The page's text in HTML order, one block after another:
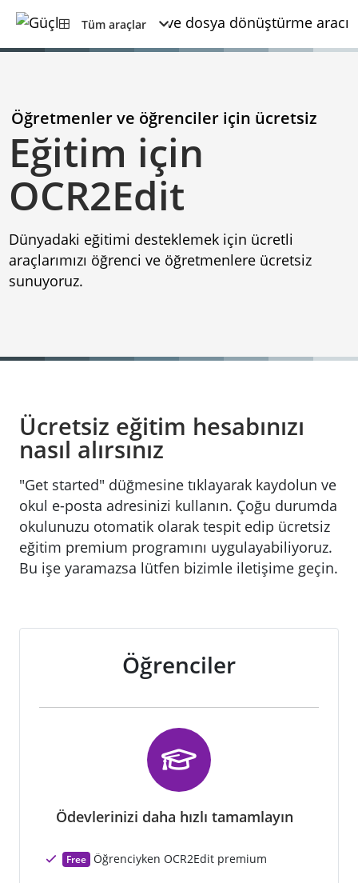
Tüm araçlar
Öğretmenler ve öğrenciler için ücretsiz
Eğitim için
OCR2Edit
Dünyadaki eğitimi desteklemek için ücretli
araçlarımızı öğrenci ve öğretmenlere ücretsiz
sunuyoruz.
Ücretsiz eğitim hesabınızı
nasıl alırsınız
"Get started" düğmesine tıklayarak kaydolun ve
okul e-posta adresinizi kullanın. Çoğu durumda
okulunuzu otomatik olarak tespit edip ücretsiz
eğitim premium programını uygulayabiliyoruz.
Bu işe yaramazsa lütfen bizimle iletişime geçin.
Öğrenciler
Ödevlerinizi daha hızlı tamamlayın
Free Öğrenciyken OCR2Edit premium